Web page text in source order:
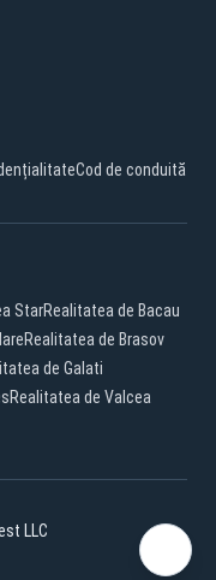
Cod de conduită
StarRealitatea de Bacau
Realitatea de Brasov
de Galati
Realitatea de Valcea
LLC